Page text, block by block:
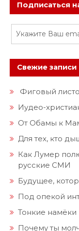
Подписаться
Свежие записи
Фиговый
Иудео-
От Обамы к
Для тех, кто
Как Лумер
русские СМИ
Будущее,
Под опекой
Тонкие намёки
Почему ты